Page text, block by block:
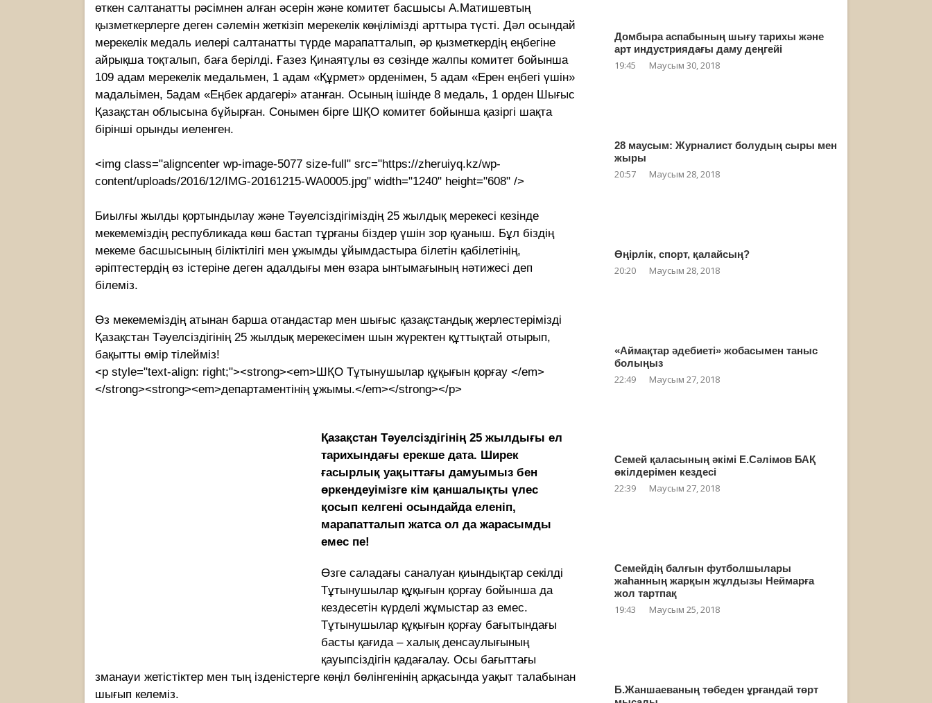
өткен салтанатты рәсімнен алған әсерін және комитет басшысы А.Матишевтың
қызметкерлерге деген сәлемін жеткізіп мерекелік көңілімізді арттыра түсті. Дәл осындай
мерекелік медаль иелері салтанатты түрде марапатталып, әр қызметкердің еңбегіне
айрықша тоқталып, баға берілді. Ғазез Қинаятұлы өз сөзінде жалпы комитет бойынша
109 адам мерекелік медальмен, 1 адам «Құрмет» орденімен, 5 адам «Ерен еңбегі үшін»
мадальімен, 5адам «Еңбек ардагері» атанған. Осының ішінде 8 медаль, 1 орден Шығыс
Қазақстан облысына бұйырған. Сонымен бірге ШҚО комитет бойынша қазіргі шақта
бірінші орынды иеленген.
<img class="aligncenter wp-image-5077 size-full" src="https://zheruiyq.kz/wp-
content/uploads/2016/12/IMG-20161215-WA0005.jpg" width="1240" height="608" />
Биылғы жылды қортындылау және Тәуелсіздігіміздің 25 жылдық мерекесі кезінде
мекемеміздің республикада көш бастап тұрғаны біздер үшін зор қуаныш. Бұл біздің
мекеме басшысының біліктілігі мен ұжымды ұйымдастыра білетін қабілетінің,
әріптестердің өз істеріне деген адалдығы мен өзара ынтымағының нәтижесі деп
білеміз.
Өз мекемеміздің атынан барша отандастар мен шығыс қазақстандық жерлестерімізді
Қазақстан Тәуелсіздігінің 25 жылдық мерекесімен шын жүректен құттықтай отырып,
бақытты өмір тілейміз!
<p style="text-align: right;"><strong><em>ШҚО Тұтынушылар құқығын қорғау </em>
</strong><strong><em>департаментінің ұжымы.</em></strong></p>
Қазақстан Тәуелсіздігінің 25 жылдығы ел
тарихындағы ерекше дата. Ширек
ғасырлық уақыттағы дамуымыз бен
өркендеуімізге кім қаншалықты үлес
қосып келгені осындайда еленіп,
марапатталып жатса ол да жарасымды
емес пе!
Өзге саладағы саналуан қиындықтар секілді
Тұтынушылар құқығын қорғау бойынша да
кездесетін күрделі жұмыстар аз емес.
Тұтынушылар құқығын қорғау бағытындағы
басты қағида – халық денсаулығының
қауыпсіздігін қадағалау. Осы бағыттағы
зманауи жетістіктер мен тың ізденістерге көңіл бөлінгенінің арқасында уақыт талабынан
шығып келеміз.
Домбыра аспабының шығу тарихы және
арт индустриядағы даму деңгейі
19:45 Маусым 30, 2018
28 маусым: Журналист болудың сыры мен
жыры
20:57 Маусым 28, 2018
Өңірлік, спорт, қалайсың?
20:20 Маусым 28, 2018
«Аймақтар әдебиеті» жобасымен таныс
болыңыз
22:49 Маусым 27, 2018
Семей қаласының әкімі Е.Сәлімов БАҚ
өкілдерімен кездесі
22:39 Маусым 27, 2018
Семейдің балғын футболшылары
жаһанның жарқын жұлдызы Неймарға
жол тартпақ
19:43 Маусым 25, 2018
Б.Жаншаеваның төбеден ұрғандай төрт